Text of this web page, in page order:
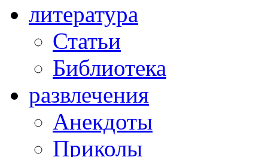
литература
Статьи
Библиотека
развлечения
Анекдоты
Приколы